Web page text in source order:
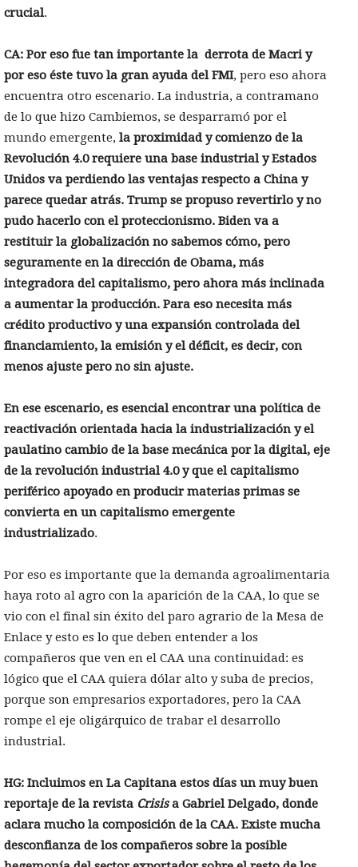
crucial.
CA: Por eso fue tan importante la derrota de Macri y
por eso éste tuvo la gran ayuda del FMI, pero eso ahora
encuentra otro escenario. La industria, a contramano
de lo que hizo Cambiemos, se desparramó por el
mundo emergente, la proximidad y comienzo de la
Revolución 4.0 requiere una base industrial y Estados
Unidos va perdiendo las ventajas respecto a China y
parece quedar atrás. Trump se propuso revertirlo y no
pudo hacerlo con el proteccionismo. Biden va a
restituir la globalización no sabemos cómo, pero
seguramente en la dirección de Obama, más
integradora del capitalismo, pero ahora más inclinada
a aumentar la producción. Para eso necesita más
crédito productivo y una expansión controlada del
financiamiento, la emisión y el déficit, es decir, con
menos ajuste pero no sin ajuste.
En ese escenario, es esencial encontrar una política de
reactivación orientada hacia la industrialización y el
paulatino cambio de la base mecánica por la digital, eje
de la revolución industrial 4.0 y que el capitalismo
periférico apoyado en producir materias primas se
convierta en un capitalismo emergente
industrializado.
Por eso es importante que la demanda agroalimentaria
haya roto al agro con la aparición de la CAA, lo que se
vio con el final sin éxito del paro agrario de la Mesa de
Enlace y esto es lo que deben entender a los
compañeros que ven en el CAA una continuidad: es
lógico que el CAA quiera dólar alto y suba de precios,
porque son empresarios exportadores, pero la CAA
rompe el eje oligárquico de trabar el desarrollo
industrial.
HG: Incluimos en La Capitana estos días un muy buen
reportaje de la revista Crisisa Gabriel Delgado, donde
aclara mucho la composición de la CAA. Existe mucha
desconfianza de los compañeros sobre la posible